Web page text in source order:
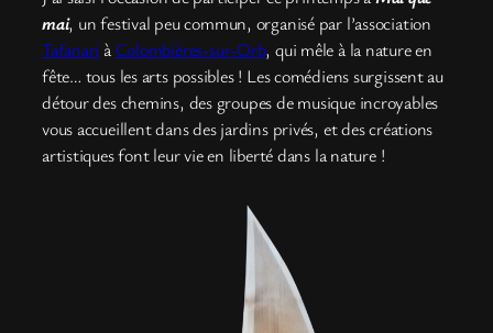
mai, un festival peu commun, organisé par l’association
Tafanari à Colombières-sur-Orb, qui mêle à la nature en
fête… tous les arts possibles ! Les comédiens surgissent au
détour des chemins, des groupes de musique incroyables
vous accueillent dans des jardins privés, et des créations
artistiques font leur vie en liberté dans la nature !